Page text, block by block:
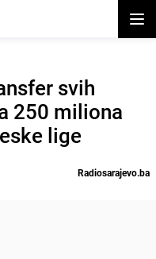
svih
250 miliona
lige
Radiosarajevo.ba